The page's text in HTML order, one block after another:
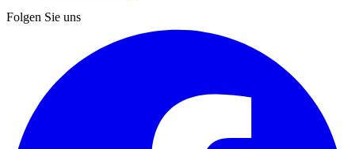
Folgen Sie uns